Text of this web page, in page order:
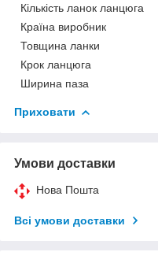
Кількість ланок ланцюга
Країна виробник
Товщина ланки
Крок ланцюга
Ширина паза
Приховати
Умови доставки
Нова Пошта
Всі умови доставки